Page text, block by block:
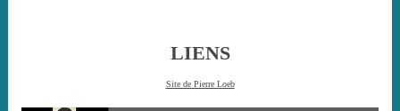
LIENS
Site de Pierre Loeb